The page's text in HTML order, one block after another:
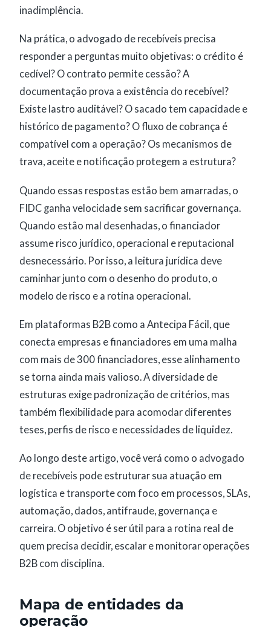
inadimplência.
Na prática, o advogado de recebíveis precisa
responder a perguntas muito objetivas: o crédito é
cedível? O contrato permite cessão? A
documentação prova a existência do recebível?
Existe lastro auditável? O sacado tem capacidade e
histórico de pagamento? O fluxo de cobrança é
compatível com a operação? Os mecanismos de
trava, aceite e notificação protegem a estrutura?
Quando essas respostas estão bem amarradas, o
FIDC ganha velocidade sem sacrificar governança.
Quando estão mal desenhadas, o financiador
assume risco jurídico, operacional e reputacional
desnecessário. Por isso, a leitura jurídica deve
caminhar junto com o desenho do produto, o
modelo de risco e a rotina operacional.
Em plataformas B2B como a Antecipa Fácil, que
conecta empresas e financiadores em uma malha
com mais de 300 financiadores, esse alinhamento
se torna ainda mais valioso. A diversidade de
estruturas exige padronização de critérios, mas
também flexibilidade para acomodar diferentes
teses, perfis de risco e necessidades de liquidez.
Ao longo deste artigo, você verá como o advogado
de recebíveis pode estruturar sua atuação em
logística e transporte com foco em processos, SLAs,
automação, dados, antifraude, governança e
carreira. O objetivo é ser útil para a rotina real de
quem precisa decidir, escalar e monitorar operações
B2B com disciplina.
Mapa de entidades da
operação